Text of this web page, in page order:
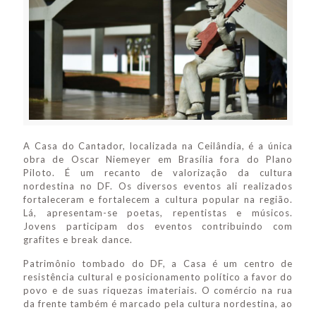
A Casa do Cantador, localizada na Ceilândia, é a única
obra de Oscar Niemeyer em Brasília fora do Plano
Piloto. É um recanto de valorização da cultura
nordestina no DF. Os diversos eventos ali realizados
fortaleceram e fortalecem a cultura popular na região.
Lá, apresentam-se poetas, repentistas e músicos.
Jovens participam dos eventos contribuindo com
grafites e break dance.
Patrimônio tombado do DF, a Casa é um centro de
resistência cultural e posicionamento político a favor do
povo e de suas riquezas imateriais. O comércio na rua
da frente também é marcado pela cultura nordestina, ao